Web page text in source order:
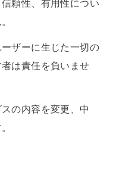
頼性、有用性につい
ザーに生じた一切の
は責任を負いませ
の内容を変更、中